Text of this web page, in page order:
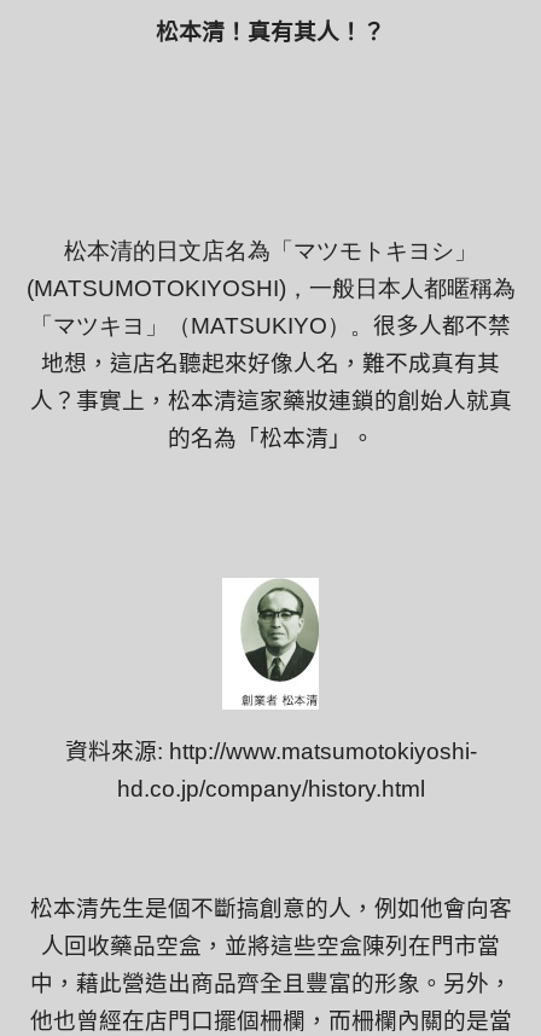
松本清！真有其人！？
松本清的日文店名為 「マツモトキヨシ」
(MATSUMOTOKIYOSHI) ，一般日本人都暱稱為
「マツキヨ」（MATSUKIYO） 。 很多人都不禁
地想，這店名聽起來好像人名，難不成真有其
人？事實上，松本清這家藥妝連鎖的創始人就真
的名為 「松本清 」 。
資料來源: http://www.matsumotokiyoshi-
hd.co.jp/company/history.html
松本清先生是個不斷搞創意的人，例如他會向客
人回收藥品空盒，並將這些空盒陳列在門市當
中，藉此營造出商品齊全且豐富的形象。另外，
他也曾經在店門口擺個柵欄，而柵欄內關的是當